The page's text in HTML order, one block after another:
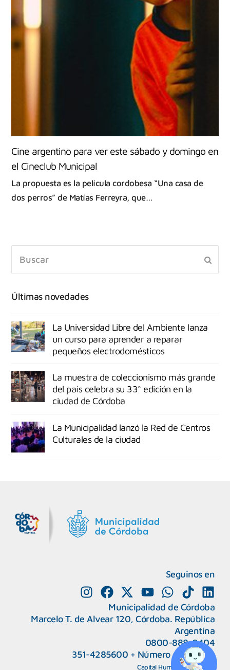
Cine argentino para ver este sábado y domingo en
el Cineclub Municipal
La propuesta es la película cordobesa “Una casa de
dos perros” de Matías Ferreyra, que…
Últimas novedades
La Universidad Libre del Ambiente lanza
un curso para aprender a reparar
pequeños electrodomésticos
La muestra de coleccionismo más grande
del país celebra su 33° edición en la
ciudad de Córdoba
La Municipalidad lanzó la Red de Centros
Culturales de la ciudad
Seguinos en
Municipalidad de Córdoba
Marcelo T. de Alvear 120, Córdoba. República
Argentina
0800-888-0404
351-4285600 + Número de interno
Capital Humano|Webmail
CAPeM – Centro de Atención a Personas Migrantes y Refugiadas.